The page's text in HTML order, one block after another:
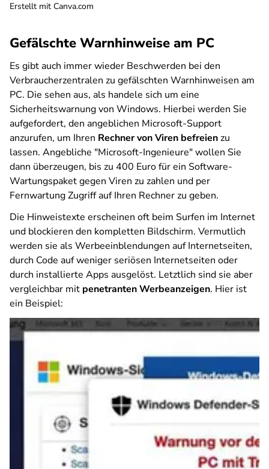
Erstellt mit Canva.com
Gefälschte Warnhinweise am PC
Es gibt auch immer wieder Beschwerden bei den
Verbraucherzentralen zu gefälschten Warnhinweisen am
PC. Die sehen aus, als handele sich um eine
Sicherheitswarnung von Windows. Hierbei werden Sie
aufgefordert, den angeblichen Microsoft-Support
anzurufen, um Ihren Rechner von Viren befreienzu
lassen. Angebliche "Microsoft-Ingenieure" wollen Sie
dann überzeugen, bis zu 400 Euro für ein Software-
Wartungspaket gegen Viren zu zahlen und per
Fernwartung Zugriff auf Ihren Rechner zu geben.
Die Hinweistexte erscheinen oft beim Surfen im Internet
und blockieren den kompletten Bildschirm. Vermutlich
werden sie als Werbeeinblendungen auf Internetseiten,
durch Code auf weniger seriösen Internetseiten oder
durch installierte Apps ausgelöst. Letztlich sind sie aber
vergleichbar mit penetranten Werbeanzeigen. Hier ist
ein Beispiel: